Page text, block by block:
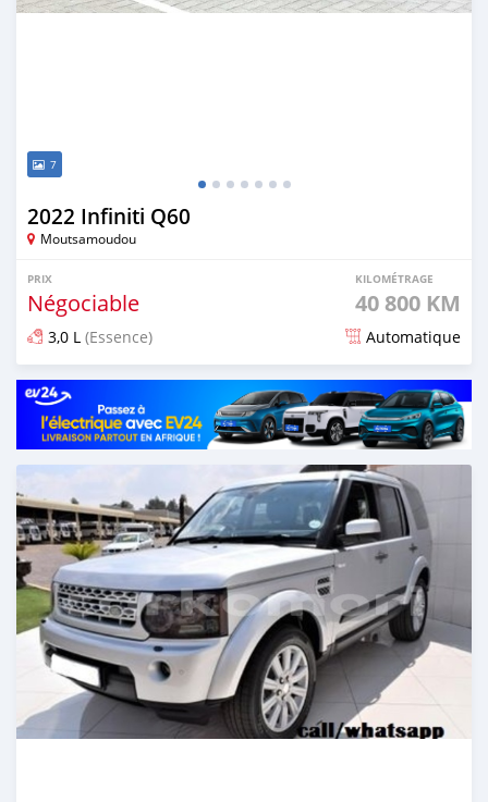
7
2022 Infiniti Q60
Moutsamoudou
PRIX
Négociable
KILOMÉTRAGE
40 800 KM
3,0 L (Essence) Automatique
Publié il y a plus d'un an